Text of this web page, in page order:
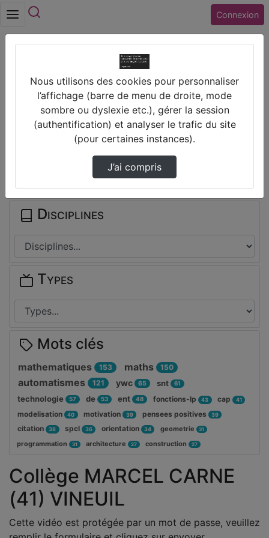
Connexion
Orientation - 1Ère Partie - Orientation
Collège MARCEL CARNE
(41) VINEUIL
Cette vidéo est protégée par un mot de passe, veuillez
Prendre des notes
Il n'y a pas de note disponible pour vous pour cette vidéo.
Connectez-vous pour en créer une nouvelle.
Disciplines
Types
Mots clés
mathematiques 153 maths 150
automatismes 121 ywc 65 snt 61
technologie 57 de 53 ent 48 fonctions-lp 43 cap 41
modelisation 40 motivation 39 pensees positives 39
citation 38 spcl 36 orientation 34 geometrie 31
programmation 31 architecture 27 construction 27
Nous utilisons des cookies pour personnaliser
l’affichage (barre de menu de droite, mode
sombre ou dyslexie etc.), gérer la session
(authentification) et analyser le trafic du site
(pour certaines instances).
J’ai compris